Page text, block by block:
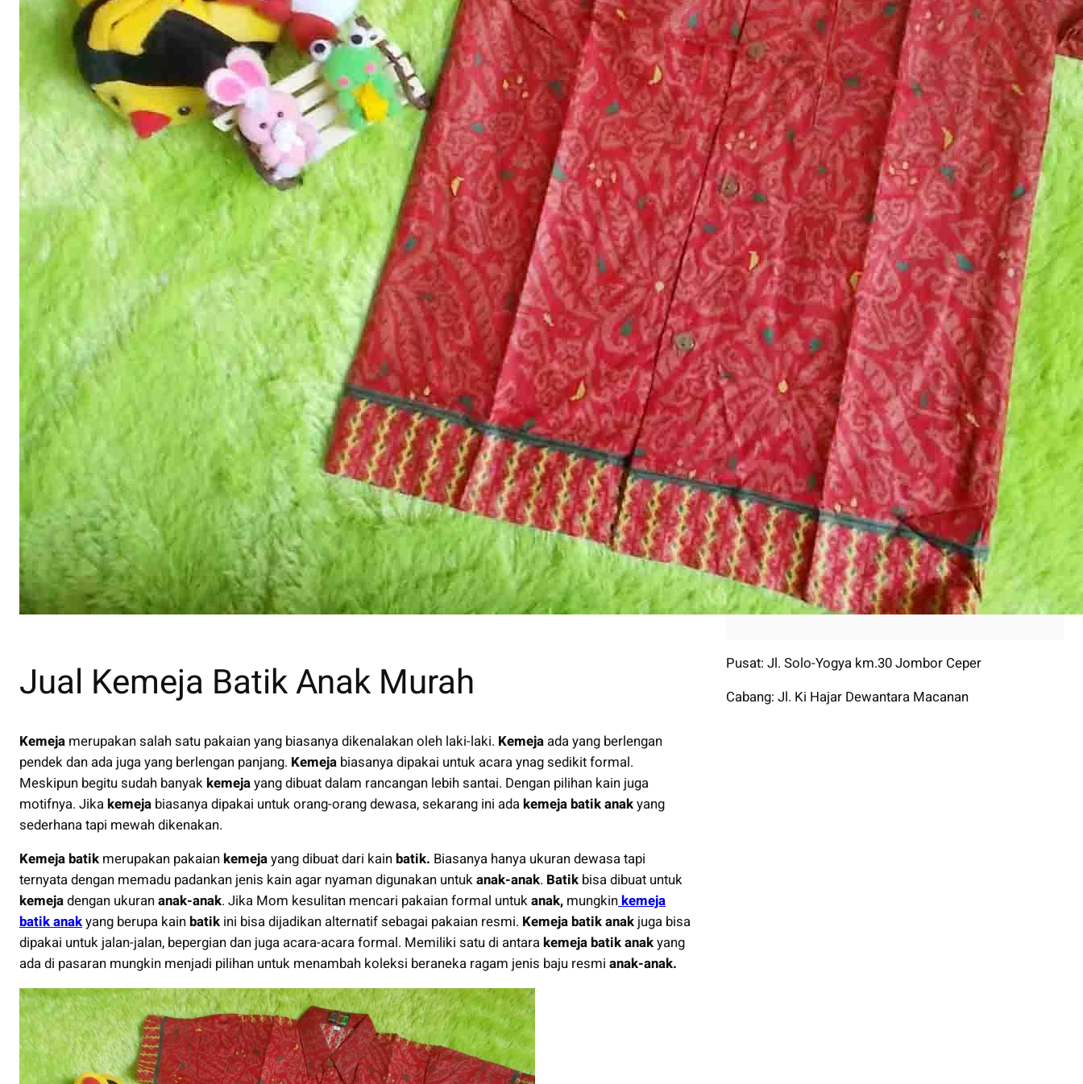
Jual Kemeja Batik Anak Murah
Kemeja merupakan salah satu pakaian yang biasanya dikenalakan oleh laki-laki. Kemeja ada yang berlengan
pendek dan ada juga yang berlengan panjang. Kemeja biasanya dipakai untuk acara ynag sedikit formal.
Meskipun begitu sudah banyakkemejayang dibuat dalam rancangan lebih santai. Dengan pilihan kain juga
motifnya. Jikakemeja biasanya dipakai untuk orang-orang dewasa, sekarang ini adakemeja batik anakyang
sederhana tapi mewah dikenakan.
Kemeja batik merupakan pakaiankemejayang dibuat dari kainbatik. Biasanya hanya ukuran dewasa tapi
ternyata dengan memadu padankan jenis kain agar nyaman digunakan untukanak-anak. Batik bisa dibuat untuk
kemejadengan ukurananak-anak. Jika Mom kesulitan mencari pakaian formal untukanak, mungkinkemeja
batik anakyang berupa kainbatik ini bisa dijadikan alternatif sebagai pakaian resmi. Kemeja batik anak juga bisa
dipakai untuk jalan-jalan, bepergian dan juga acara-acara formal. Memiliki satu di antarakemeja batik anakyang
ada di pasaran mungkin menjadi pilihan untuk menambah koleksi beraneka ragam jenis baju resmi anak-anak.
Karanganom Klaten Kerjasama
Dengan LKP Kembar
💻Demo Coding bersama LKP
Kembar di SDIT AL FURQOON
💻 Belajar Coding, Siapkan
Generasi Siap Hadapi Era
Digital! 🚀 Murid SMP Muh Sinar
Fajar Cawas
Categories
Acara
Alumni
Buku
Entrepreneur
Kerjasama
Promo
Review
RPL
Tutorial IT
Uncategorized
LKP Kembar
Pusat: Jl. Solo-Yogya km.30 Jombor Ceper
Cabang: Jl. Ki Hajar Dewantara Macanan